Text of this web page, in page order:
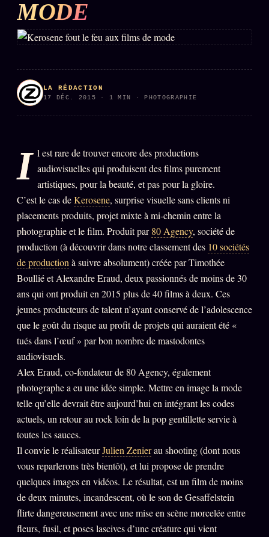
N L'ARCHIVE
✉ INSCRIPTION À LA NEWSLETTER
Rubriques éditoriales
RENSEIGNEMENT
BUREAU DE
TENDANCES
MACRONLEAKS
ALT NEWS GOSSIP
PRÉDICTIONS INFOFICTION
L'ORACLE Z/S
Chat Oracle LIVE
Oracle z/S
Oracle Analyse
24€
Oracle Éclair
Oracle Couples
Oracle Famille
Oracle Sigil Sonore
Oracle Parfum
MODE
LA RÉDACTION
17 DÉC. 2015 · 1 MIN · PHOTOGRAPHIE
I l est rare de trouver encore des productions
audiovisuelles qui produisent des films purement
artistiques, pour la beauté, et pas pour la gloire.
C’est le cas deKerosene, surprise visuelle sans clients ni
placements produits, projet mixte à mi-chemin entre la
photographie et le film. Produit par80 Agency, société de
production (à découvrir dans notre classement des 10 sociétés
de productionà suivre absolument) créée par Timothée
Boullié et Alexandre Eraud, deux passionnés de moins de 30
ans qui ont produit en 2015 plus de 40 films à deux. Ces
jeunes producteurs de talent n’ayant conservé de l’adolescence
que le goût du risque au profit de projets qui auraient été «
tués dans l’œuf » par bon nombre de mastodontes
audiovisuels.
Alex Eraud, co-fondateur de 80 Agency, également
photographe a eu une idée simple. Mettre en image la mode
telle qu’elle devrait être aujourd’hui en intégrant les codes
actuels, un retour au rock loin de la pop gentillette servie à
toutes les sauces.
Il convie le réalisateurJulien Zenierau shooting (dont nous
vous reparlerons très bientôt), et lui propose de prendre
quelques images en vidéos. Le résultat, est un film de moins
de deux minutes, incandescent, où le son de Gesaffelstein
flirte dangereusement avec une mise en scène morcelée entre
fleurs, fusil, et poses lascives d’une créature qui vient